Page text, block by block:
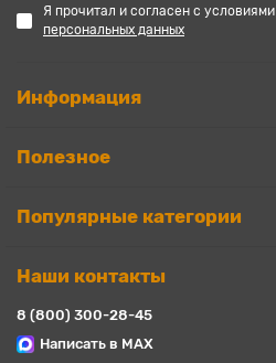
Я прочитал и согласен с условиями
персональных данных
Информация
Полезное
Популярные категории
Наши контакты
8 (800) 300-28-45
Написать в MAX